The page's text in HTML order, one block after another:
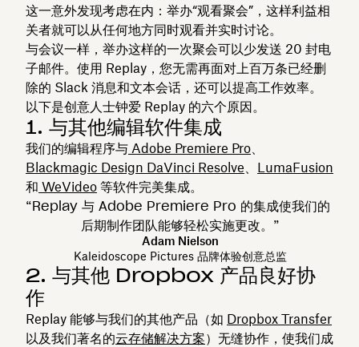
这一意外发现考虑在内：举办“观看聚会”，这样利益相
关者就可以从任何地方同时观看并实时讨论。
与会议一样，举办这样的一次聚会可以少发送 20 封电
子邮件。使用 Replay，您无需再面对上百万条已经删
除的 Slack 消息和文本会话，还可以提高工作效率。
以下是创意人士钟爱 Replay 的六个原因。
1. 与其他编辑软件集成
我们的编辑程序与 Adobe Premiere Pro
Blackmagic Design DaVinci Resolve
LumaFusion
和 WeVideo 等软件完美集成。
“Replay 与 Adobe Premiere Pro 的集成使我们的
后期制作团队能够轻松实施更改。”
Adam Nielson
Kaleidoscope Pictures 品牌体验创意总监
2. 与其他 Dropbox 产品良好协
作
Replay 能够与我们的其他产品（如 Dropbox Transfer
以及我们著名的云存储解决方案）无缝协作，使我们成